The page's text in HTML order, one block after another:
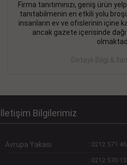
Firma tanıtımınızı, geniş ürün
tanıtabilmenin en etkili yolu
insanların ev ve ofislerinin içine
ancak gazete içerisinde
Detaylı Bilgi &
İletişim Bilgilerimiz
Avrupa Yakası : 0212 571
: 0212 570 13
DEVREMÜLK KİRALIK İlanı-
SİNYE Tekstile Şoförlüğü olan
elemanı alınacaktır. Osmanbey,